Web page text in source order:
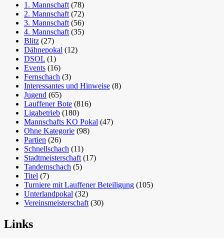
1. Mannschaft(78)
2. Mannschaft(72)
3. Mannschaft(56)
4. Mannschaft(35)
Blitz (27)
Dähnepokal (12)
DSOL (1)
Events (16)
Fernschach (3)
Interessantes und Hinweise (8)
Jugend (65)
Lauffener Bote (816)
Ligabetrieb (180)
Mannschafts KO Pokal (47)
Ohne Kategorie (98)
Partien (26)
Schnellschach (11)
Stadtmeisterschaft(17)
Tandemschach (5)
Titel (7)
Turniere mit Lauffener Beteiligung (105)
Unterlandpokal (32)
Vereinsmeisterschaft(30)
Links